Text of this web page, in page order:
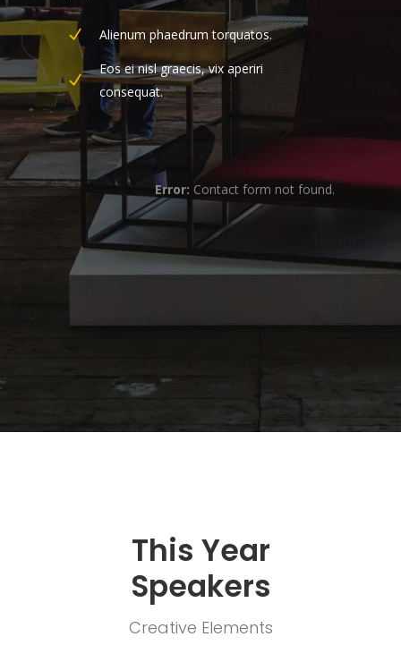
Alienum phaedrum torquatos.
Eos ei nisl graecis, vix aperiri
consequat.
Error: Contact form not found.
This Year
Speakers
Creative Elements